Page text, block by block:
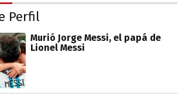
Perfil
Murió Jorge Messi, el papá de
Lionel Messi